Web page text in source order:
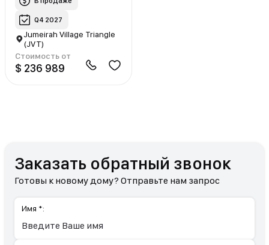
Q4 2027
Jumeirah Village Triangle
(JVT)
Стоимость от
$ 236 989
Заказать обратный звонок
Готовы к новому дому? Отправьте нам запрос
Имя *: